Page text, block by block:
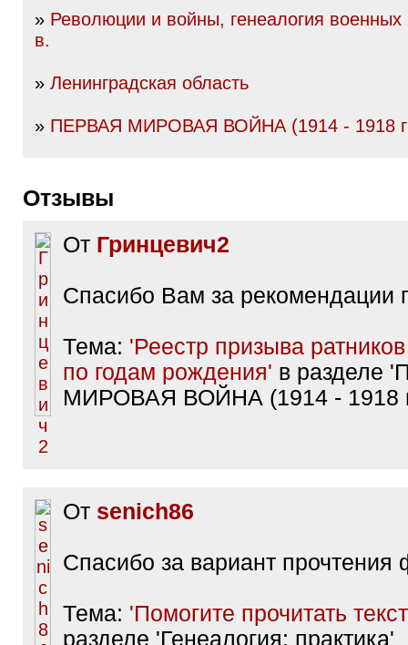
» Революции и войны, генеалогия
в.
» Ленинградская область
» ПЕРВАЯ МИРОВАЯ ВОЙНА (1914 - 1918
Отзывы
От Гринцевич2
Спасибо Вам за рекомендации
Тема: 'Реестр призыва
по годам рождения' в разделе
МИРОВАЯ ВОЙНА (1914 - 1918
От senich86
Спасибо за вариант
Тема: 'Помогите прочитать
разделе 'Генеалогия: практика'